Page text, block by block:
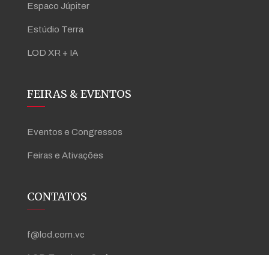
Espaco Júpiter
Estúdio Terra
LOD XR + IA
FEIRAS & EVENTOS
Eventos e Congressos
Feiras e Ativações
CONTATOS
f@lod.com.vc